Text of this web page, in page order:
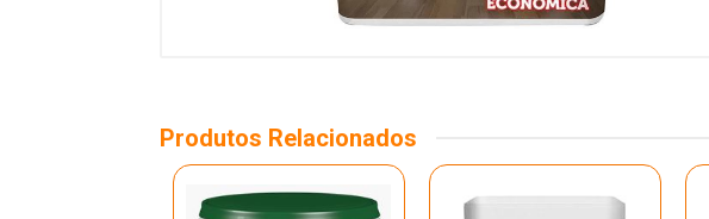
Produtos Relacionados